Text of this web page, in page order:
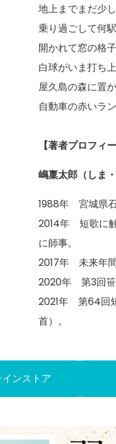
地上までまだ少
乗り過ごして何
開かれて窓の格
白球がいま打ち
屋久島の森に置
自動車の赤いラ
【著者プロフィ
嶋稟太郎（しま
1988年 宮城県石
2014年 短歌に
に師事。
2017年 未来年間
2020年 第3回笹
2021年 第64回
首）。
ンストア